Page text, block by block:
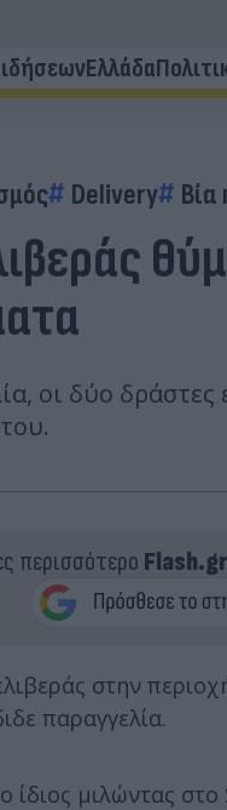
Ελλάδα
Delivery
οι δύο
περισσότερο Flash.gr
στην
παραγγελία.
ίδιος μιλώντας